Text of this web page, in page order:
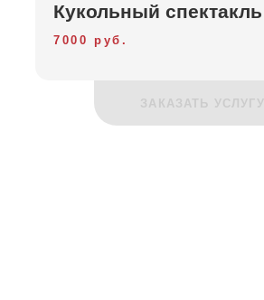
Кукольный спектакль
7000 руб.
ЗАКАЗАТЬ УСЛУГУ